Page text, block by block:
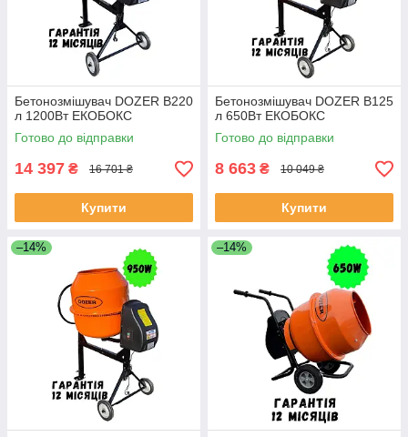
Бетонозмішувач DOZER B220
л 1200Вт ЕКОБОКС
Готово до відправки
14 397 ₴ 16 701 ₴
Купити
Бетонозмішувач DOZER В125
л 650Вт ЕКОБОКС
Готово до відправки
8 663 ₴ 10 049 ₴
Купити
–14% –14%